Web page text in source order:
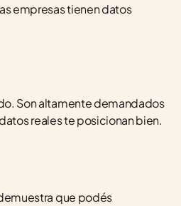
empresas tienen datos
Son altamente demandados
reales te posicionan bien.
que podés